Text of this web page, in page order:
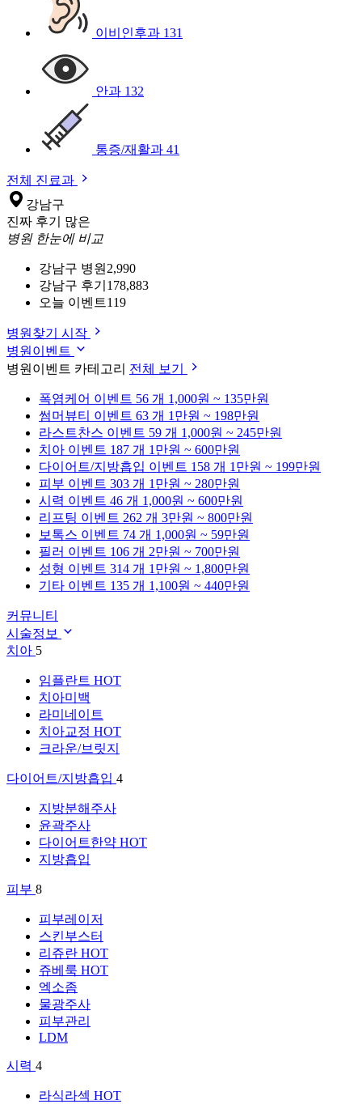
이비인후과 131
안과 132
통증/재활과 41
전체 진료과
강남구
진짜 후기 많은
병원 한눈에 비교
강남구 병원 2,990
강남구 후기 178,883
오늘 이벤트119
병원찾기 시작
병원이벤트
병원이벤트 카테고리 전체 보기
폭염케어 이벤트 56 개 1,000원 ~ 135만원
썸머뷰티 이벤트 63 개 1만원 ~ 198만원
라스트찬스 이벤트 59 개 1,000원 ~ 245만원
치아 이벤트 187 개 1만원 ~ 600만원
다이어트/지방흡입 이벤트 158 개 1만원 ~ 199만원
피부 이벤트 303 개 1만원 ~ 280만원
시력 이벤트 46 개 1,000원 ~ 600만원
리프팅 이벤트 262 개 3만원 ~ 800만원
보톡스 이벤트 74 개 1,000원 ~ 59만원
필러 이벤트 106 개 2만원 ~ 700만원
성형 이벤트 314 개 1만원 ~ 1,800만원
기타 이벤트 135 개 1,100원 ~ 440만원
커뮤니티
시술정보
치아 5
임플란트 HOT
치아미백
라미네이트
치아교정 HOT
크라운/브릿지
다이어트/지방흡입 4
지방분해주사
윤곽주사
다이어트한약 HOT
지방흡입
피부 8
피부레이저
스킨부스터
리쥬란 HOT
쥬베룩 HOT
엑소좀
물광주사
피부관리
LDM
시력 4
라식라섹 HOT